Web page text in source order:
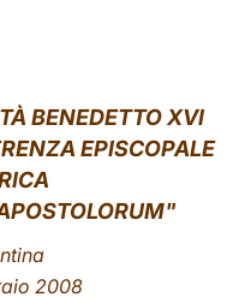
BENEDETTO XVI
EPISCOPALE
2008